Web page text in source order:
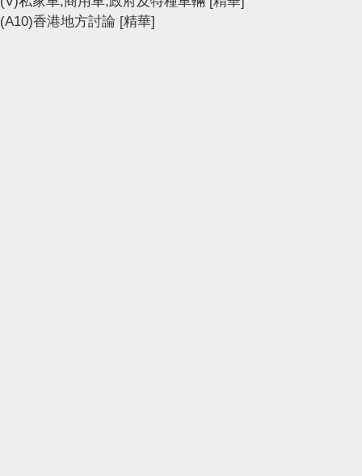
(A10)香港地方討論 [精華]